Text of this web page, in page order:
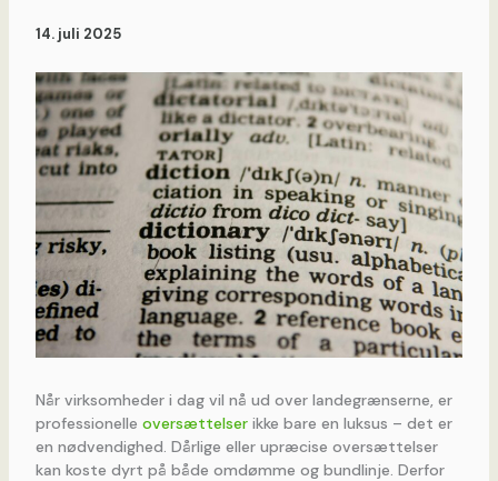
14. juli 2025
Når virksomheder i dag vil nå ud over landegrænserne, er
professionelle oversættelserikke bare en luksus – det er
en nødvendighed. Dårlige eller upræcise oversættelser
kan koste dyrt på både omdømme og bundlinje. Derfor